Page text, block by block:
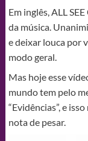
Em inglês, ALL
da música.
e deixar louca por
modo geral.
Mas hoje esse
mundo tem pelo
“Evidências”, e
nota de pesar.